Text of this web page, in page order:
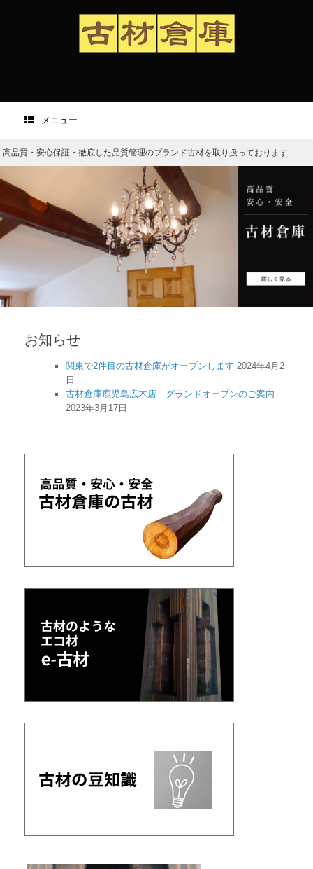
メニュー
高品質・安心保証・徹底した品質管理のブランド古材を取り扱っております
お知らせ
関東で2件目の古材倉庫がオープンします 2024年4月2
日
古材倉庫鹿児島広木店 グランドオープンのご案内
2023年3月17日